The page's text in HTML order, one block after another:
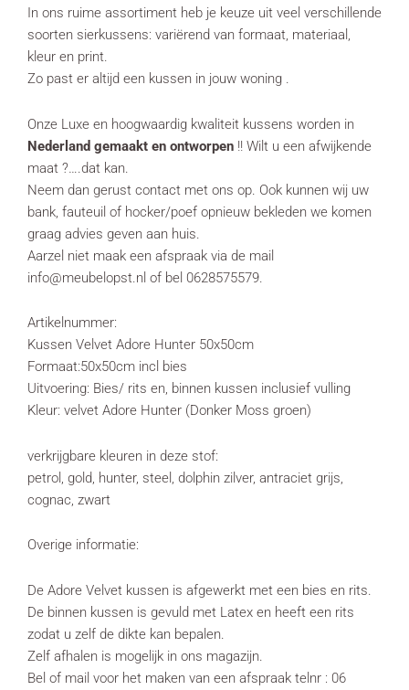
In ons ruime assortiment heb je keuze uit veel verschillende
soorten sierkussens: variërend van formaat, materiaal,
kleur en print.
Zo past er altijd een kussen in jouw woning .
Onze Luxe en hoogwaardig kwaliteit kussens worden in
Nederland gemaakt en ontworpen !! Wilt u een afwijkende
maat ?….dat kan.
Neem dan gerust contact met ons op. Ook kunnen wij uw
bank, fauteuil of hocker/poef opnieuw bekleden we komen
graag advies geven aan huis.
Aarzel niet maak een afspraak via de mail
info@meubelopst.nl of bel 0628575579.
Artikelnummer:
Kussen Velvet Adore Hunter 50x50cm
Formaat:50x50cm incl bies
Uitvoering: Bies/ rits en, binnen kussen inclusief vulling
Kleur: velvet Adore Hunter (Donker Moss groen)
verkrijgbare kleuren in deze stof:
petrol, gold, hunter, steel, dolphin zilver, antraciet grijs,
cognac, zwart
Overige informatie:
De Adore Velvet kussen is afgewerkt met een bies en rits.
De binnen kussen is gevuld met Latex en heeft een rits
zodat u zelf de dikte kan bepalen.
Zelf afhalen is mogelijk in ons magazijn.
Bel of mail voor het maken van een afspraak telnr : 06